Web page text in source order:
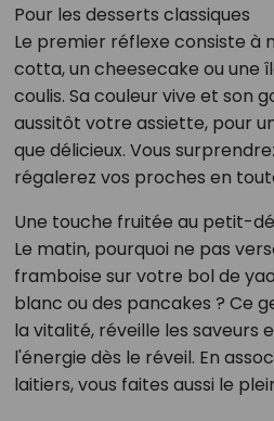
Pour les desserts classiques
Le premier réflexe consiste à
cotta, un cheesecake ou une
coulis. Sa couleur vive et son
aussitôt votre assiette, pour
que délicieux. Vous
régalerez vos proches en
Une touche fruitée au petit-
Le matin, pourquoi ne pas
framboise sur votre bol de
blanc ou des pancakes ? Ce
la vitalité, réveille les saveurs
l'énergie dès le réveil. En
laitiers, vous faites aussi le